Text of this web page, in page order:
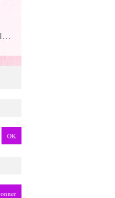
Voyage poétique où toute âme est conviée, Voyage inspirant et inspiré, Voyage en soi et d'unité, Voyage au coeur de notre réalité...